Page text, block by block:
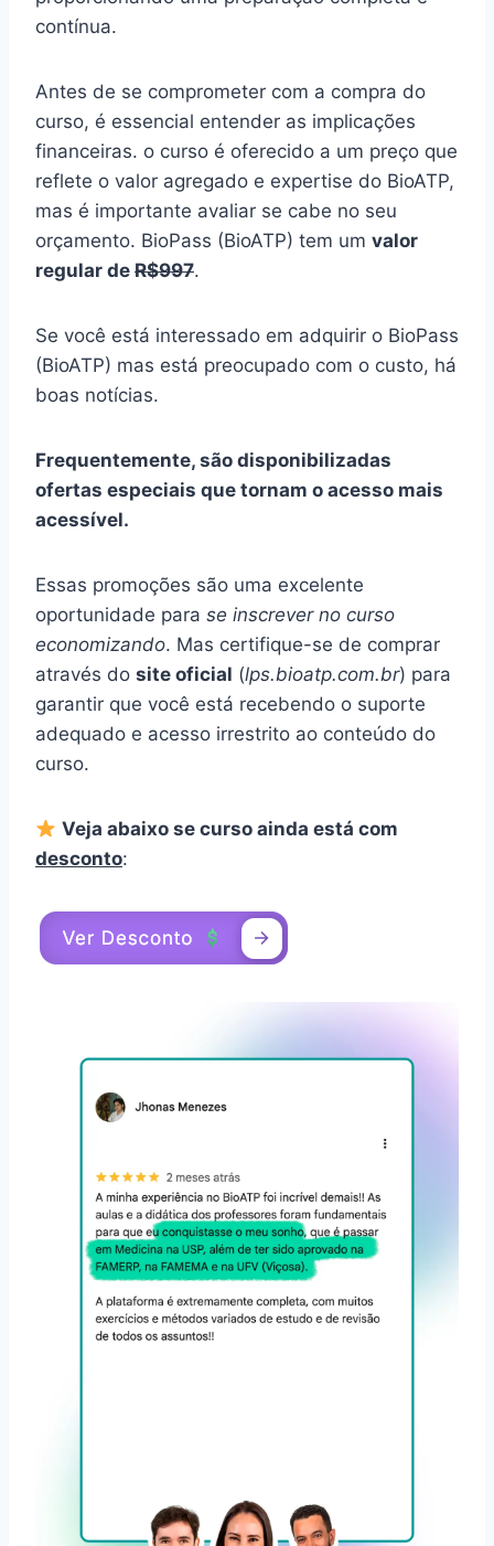
contínua.
Antes de se comprometer com a compra do
curso, é essencial entender as implicações
financeiras. o curso é oferecido a um preço que
reflete o valor agregado e expertise do BioATP,
mas é importante avaliar se cabe no seu
orçamento. BioPass (BioATP) tem um valor
regular de R$997.
Se você está interessado em adquirir o BioPass
(BioATP) mas está preocupado com o custo, há
boas notícias.
Frequentemente, são disponibilizadas
ofertas especiais que tornam o acesso mais
acessível.
Essas promoções são uma excelente
oportunidade para se inscrever no curso
economizando. Mas certifique-se de comprar
através do site oficial (lps.bioatp.com.br) para
garantir que você está recebendo o suporte
adequado e acesso irrestrito ao conteúdo do
curso.
Veja abaixo se curso ainda está com
desconto: